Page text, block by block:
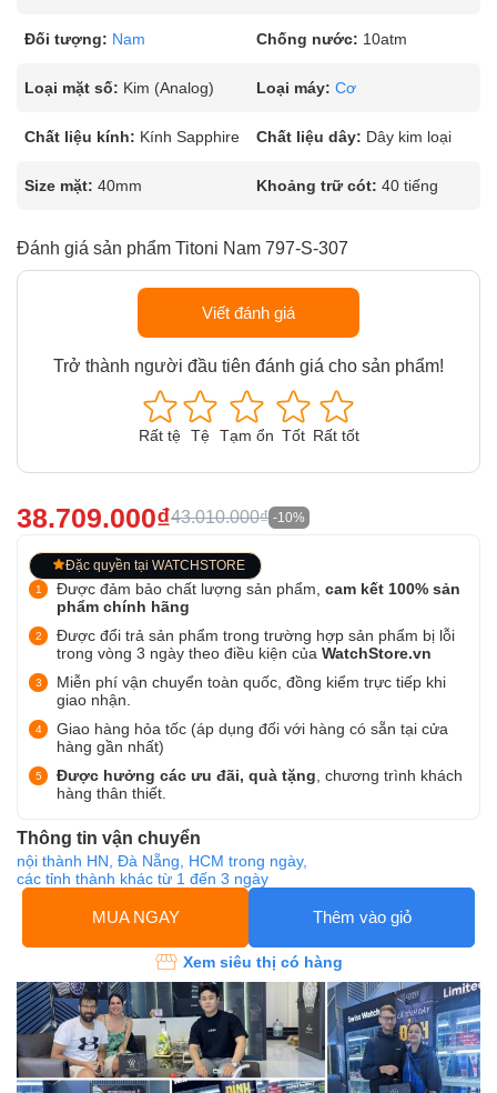
Đối tượng: Nam Chống nước: 10atm
Loại mặt số: Kim (Analog) Loại máy: Cơ
Chất liệu kính: Kính Sapphire Chất liệu dây: Dây kim loại
Size mặt: 40mm Khoảng trữ cót: 40 tiếng
Đánh giá sản phẩm Titoni Nam 797-S-307
Viết đánh giá
Trở thành người đầu tiên đánh giá cho sản phẩm!
Rất tệ Tệ Tạm ổn Tốt Rất tốt
38.709.000₫43.010.000₫ -10%
Đặc quyền tại WATCHSTORE
Được đảm bảo chất lượng sản phẩm, cam kết 100% sản
phẩm chính hãng
Được đổi trả sản phẩm trong trường hợp sản phẩm bị lỗi
trong vòng 3 ngày theo điều kiện của WatchStore.vn
Miễn phí vận chuyển toàn quốc, đồng kiểm trực tiếp khi
giao nhận.
Giao hàng hỏa tốc (áp dụng đối với hàng có sẵn tại cửa
hàng gần nhất)
Được hưởng các ưu đãi, quà tặng , chương trình khách
hàng thân thiết.
Thông tin vận chuyển
nội thành HN, Đà Nẵng, HCM trong ngày,
các tỉnh thành khác từ 1 đến 3 ngày
MUA NGAY Thêm vào giỏ
Xem siêu thị có hàng